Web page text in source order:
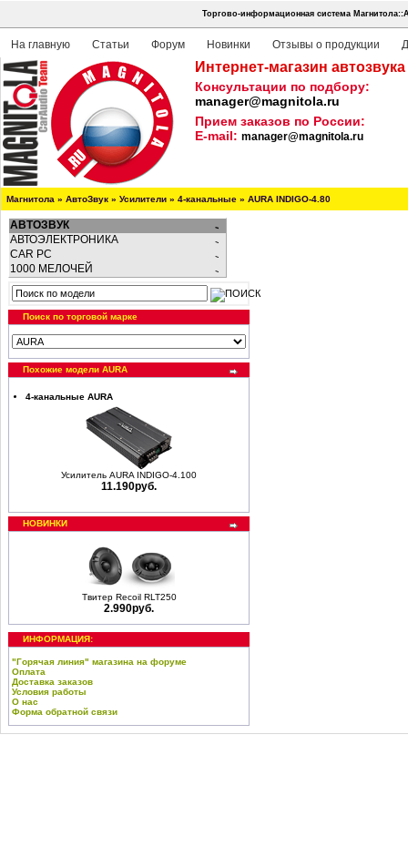
Торгово-информационная система
На главную Статьи Форум Новинки Отзывы о продукции
Интернет-магазин
Консультации по подбору:
manager@magnitola.ru
Прием заказов по России:
E-mail: manager@magnitola.ru
Магнитола » АвтоЗвук » Усилители » 4-канальные » AURA INDIGO-4.80
АВТОЗВУК
АВТОЭЛЕКТРОНИКА
CAR PC
1000 МЕЛОЧЕЙ
Поиск по торговой марке
Похожие модели AURA
4-канальные AURA
Усилитель AURA INDIGO-4.100
11.190руб.
НОВИНКИ
Твитер Recoil RLT250
2.990руб.
ИНФОРМАЦИЯ:
"Горячая линия" магазина на форуме
Оплата
Доставка заказов
Условия работы
О нас
Форма обратной связи